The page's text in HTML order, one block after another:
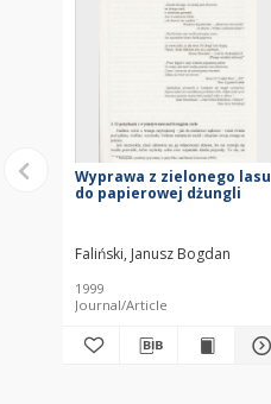
Wyprawa z zielonego lasu
do papierowej dżungli
Faliński, Janusz Bogdan
1999
Journal/Article